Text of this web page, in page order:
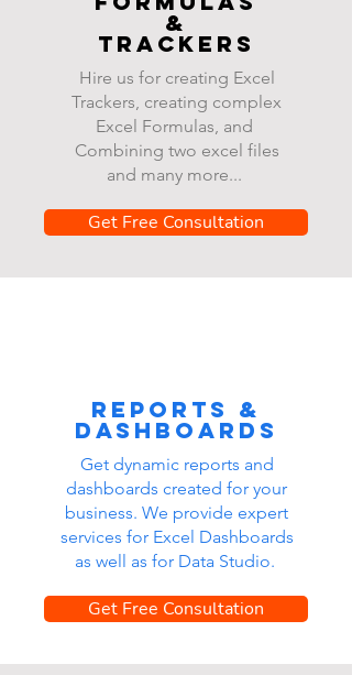
&
Trackers
Hire us for creating Excel
Trackers, creating complex
Excel Formulas, and
Combining two excel files
and many more...
Get Free Consultation
Reports &
dashboards
Get dynamic reports and
dashboards created for your
business. We provide expert
services for Excel Dashboards
as well as for Data Studio.
Get Free Consultation